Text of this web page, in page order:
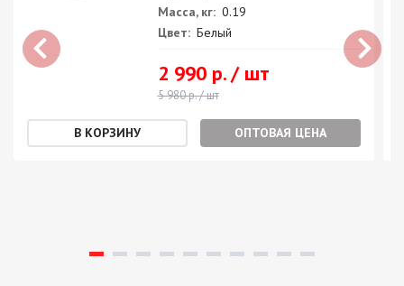
Масса, кг: 0.19
Цвет: Белый
2 990 р. / шт
5 980 р. / шт
ОПТОВАЯ ЦЕНА